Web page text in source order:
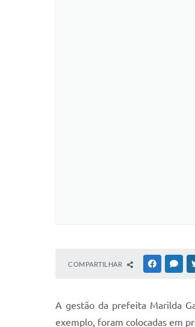
COMPARTILHAR FACEBOOK
A gestão da prefeita Marilda
exemplo, foram colocadas em